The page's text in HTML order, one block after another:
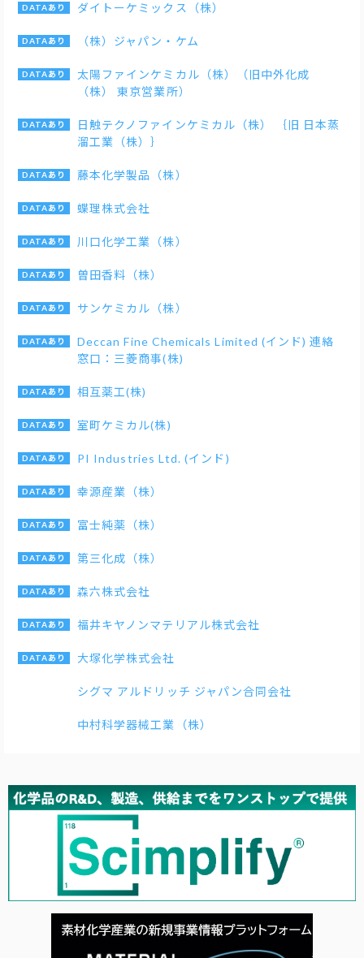
ダイトーケミックス（株）
（株）ジャパン・ケム
太陽ファインケミカル（株）（旧中外化成
（株） 東京営業所）
日触テクノファインケミカル（株） ｛旧 日本蒸
溜工業（株）｝
藤本化学製品（株）
蝶理株式会社
川口化学工業（株）
曽田香料（株）
サンケミカル（株）
Deccan Fine Chemicals Limited (インド) 連絡
窓口：三菱商事(株)
相互薬工(株)
室町ケミカル(株)
PI Industries Ltd. (インド)
幸源産業（株）
富士純薬（株）
第三化成（株）
森六株式会社
福井キヤノンマテリアル株式会社
大塚化学株式会社
シグマ アルドリッチ ジャパン合同会社
中村科学器械工業（株）